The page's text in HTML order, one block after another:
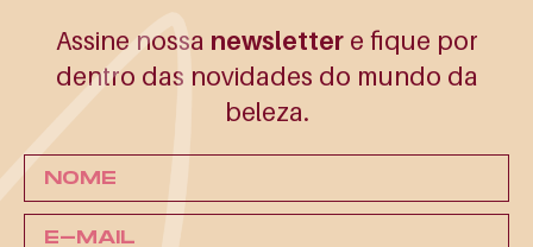
Assine nossa newsletter e fique por
dentro das novidades do mundo da
beleza.